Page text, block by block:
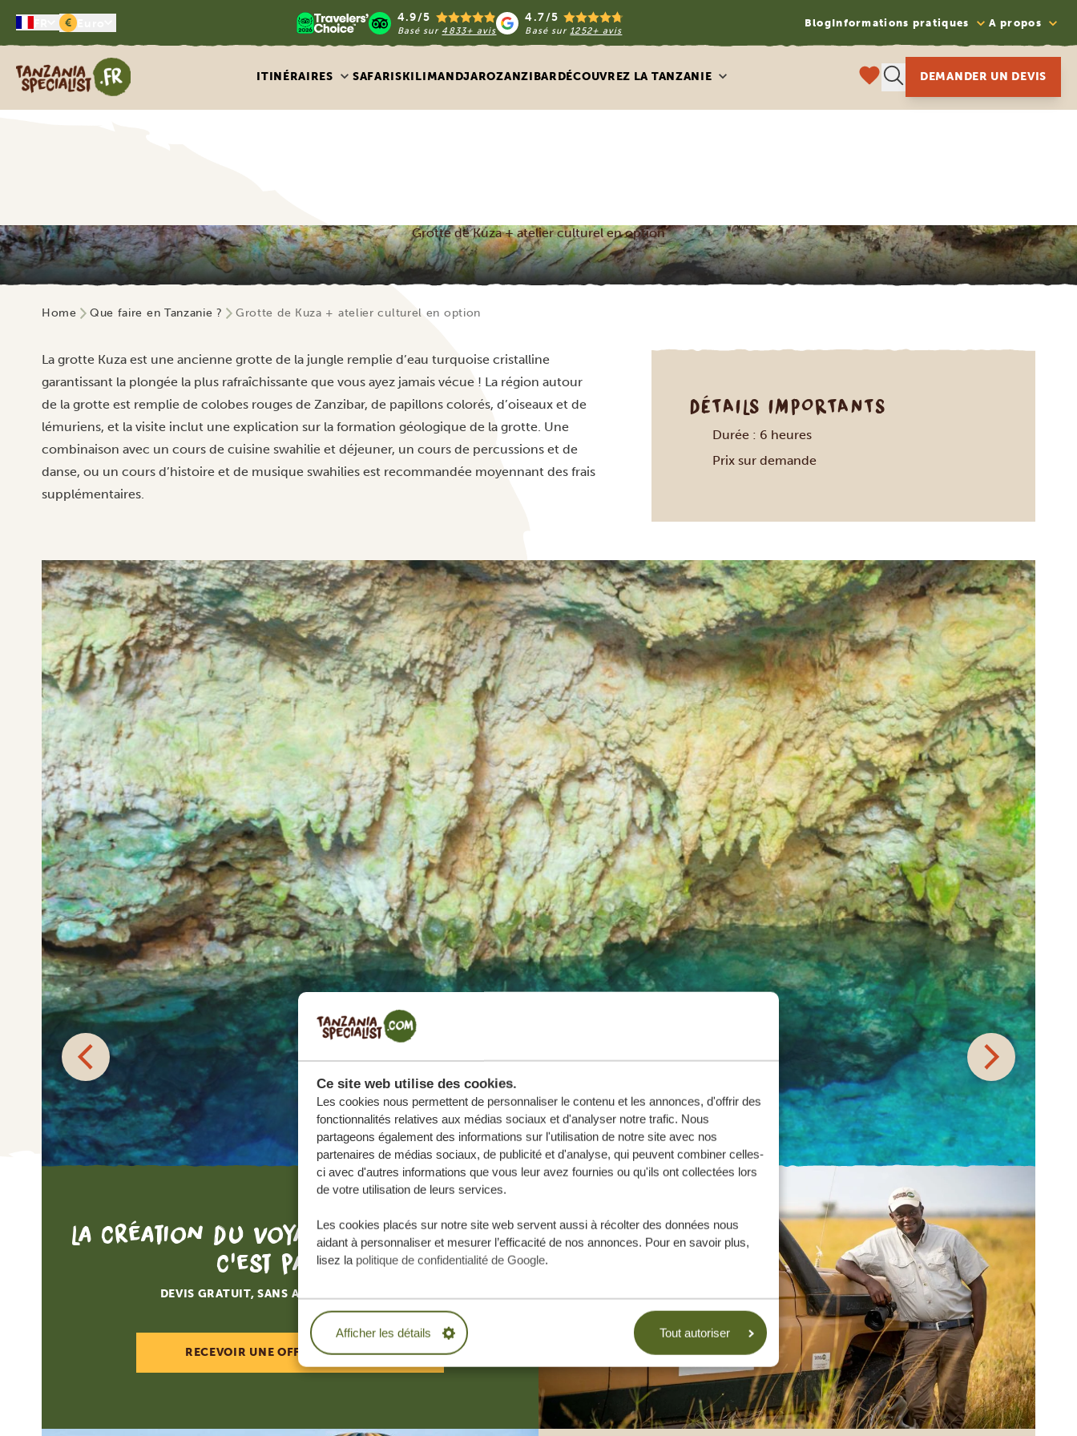
Ce site web utilise des cookies.
Les cookies nous permettent de personnaliser le contenu et les annonces, d'offrir des
fonctionnalités relatives aux médias sociaux et d'analyser notre trafic. Nous
partageons également des informations sur l'utilisation de notre site avec nos
partenaires de médias sociaux, de publicité et d'analyse, qui peuvent combiner celles-
ci avec d'autres informations que vous leur avez fournies ou qu'ils ont collectées lors
de votre utilisation de leurs services.
Les cookies placés sur notre site web servent aussi à récolter des données nous
aidant à personnaliser et mesurer l’efficacité de nos annonces. Pour en savoir plus,
lisez la politique de confidentialité de Google.
Afficher les détails Tout autoriser
€ 4.9/5
Basé sur 4833+ avis
4.7/5
Basé sur1252+ avis
BlogInformations pratiques A propos
Tanzania Specialist
ITINÉRAIRES SAFARISKILIMANDJAROZANZIBARDÉCOUVREZ LA TANZANIE DEMANDER UN DEVIS
Grotte de Kuza + atelier culturel en option
Home Que faire en Tanzanie ? Grotte de Kuza + atelier culturel en option
La grotte Kuza est une ancienne grotte de la jungle remplie d’eau turquoise cristalline
garantissant la plongée la plus rafraîchissante que vous ayez jamais vécue ! La région autour
de la grotte est remplie de colobes rouges de Zanzibar, de papillons colorés, d’oiseaux et de
lémuriens, et la visite inclut une explication sur la formation géologique de la grotte. Une
combinaison avec un cours de cuisine swahilie et déjeuner, un cours de percussions et de
danse, ou un cours d’histoire et de musique swahilies est recommandée moyennant des frais
supplémentaires.
DÉTAILS IMPORTANTS
Durée : 6 heures
Prix sur demande
La création du voyage de vos rêves,
c'est par ici.
DEVIS GRATUIT, SANS AUCUNE OBLIGATION
RECEVOIR UNE OFFRE SUR MESURE